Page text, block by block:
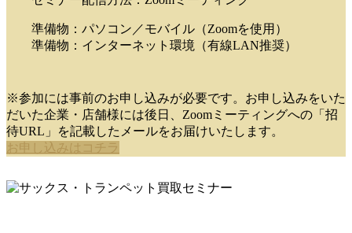
準備物：パソコン／モバイル（Zoomを使用）
準備物：インターネット環境（有線LAN推奨）
※参加には事前のお申し込みが必要です。お申し込みをいた
だいた企業・店舗様には後日、Zoomミーティングへの「招
待URL」を記載したメールをお届けいたします。
お申し込みはコチラ